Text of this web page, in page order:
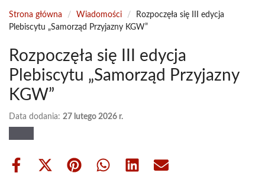
Strona główna / Wiadomości /
Rozpoczęła się III edycja
Plebiscytu „Samorząd Przyjazny KGW”
Rozpoczęła się III edycja
Plebiscytu „Samorząd Przyjazny
KGW”
Data dodania: 27 lutego 2026 r.
Share
Share Share Share Share Share